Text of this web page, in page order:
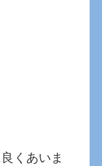
くあいま